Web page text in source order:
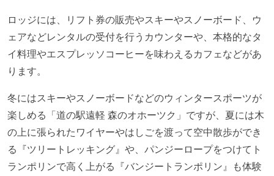
ロッジには、リフト券の販売やスキーやスノーボード、ウ
ェアなどレンタルの受付を行うカウンターや、本格的なタ
イ料理やエスプレッソコーヒーを味わえるカフェなどがあ
ります。
冬にはスキーやスノーボードなどのウィンタースポーツが
楽しめる「道の駅遠軽 森のオホーツク」ですが、夏には木
の上に張られたワイヤーやはしごを渡って空中散歩ができ
る『ツリートレッキング』や、パンジーロープをつけてト
ランポリンで高く上がる『バンジートランポリン』も体験